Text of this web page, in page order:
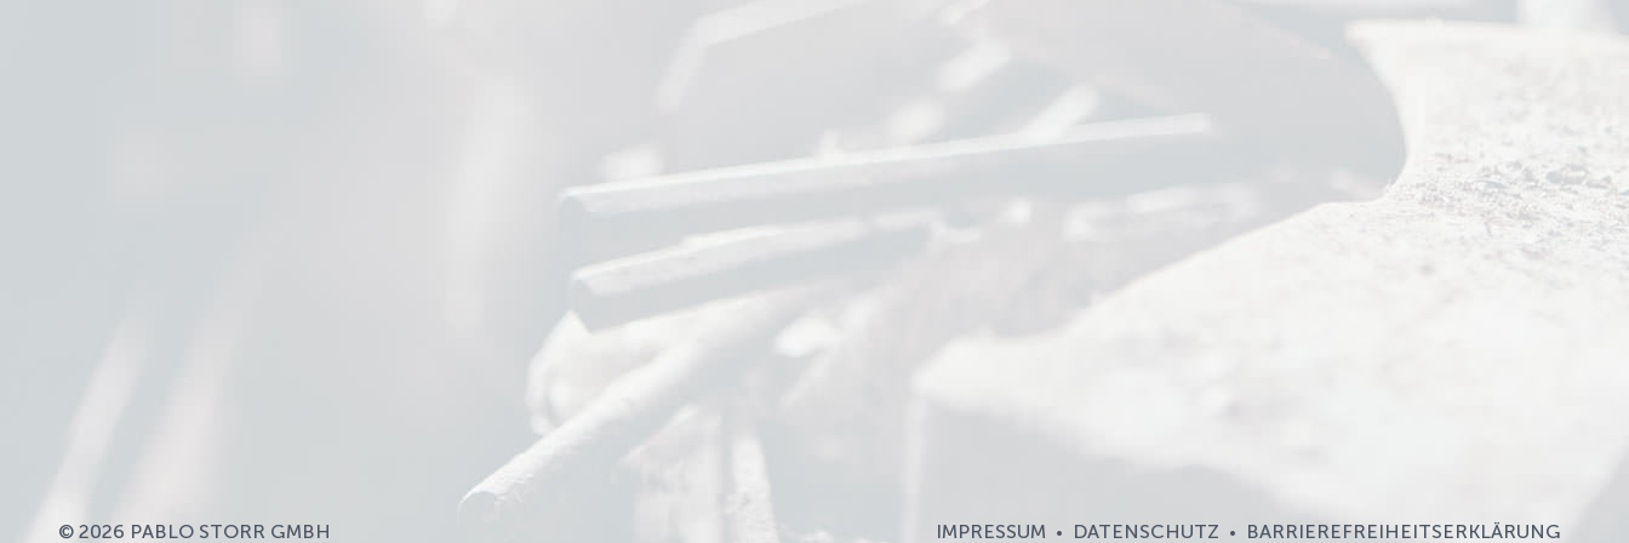
© 2026 PABLO STORR GMBH IMPRESSUM • DATENSCHUTZ • BARRIEREFREIHEITSERKLÄRUNG